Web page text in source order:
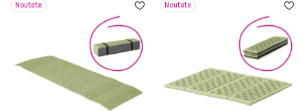
Noutate Noutate